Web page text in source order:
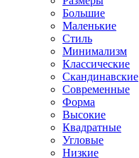
Большие
Маленькие
Стиль
Минимализм
Классические
Скандинавские
Современные
Форма
Высокие
Квадратные
Угловые
Низкие